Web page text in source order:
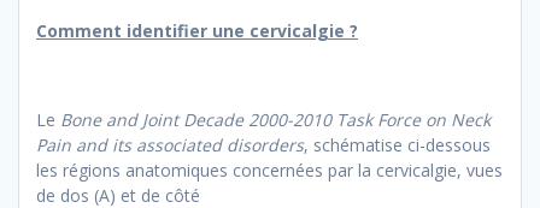
Comment identifier une cervicalgie ?
Le Bone and Joint Decade 2000-2010 Task Force on Neck
Pain and its associated disorders, schématise ci-dessous
les régions anatomiques concernées par la cervicalgie, vues
de dos (A) et de côté